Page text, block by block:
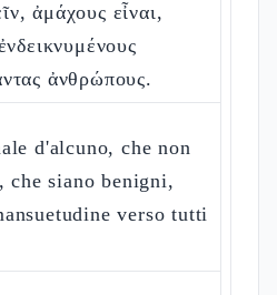
ἀμάχους εἶναι,
ἀνθρώπους.
d'alcuno, che non
che siano benigni,
verso tutti